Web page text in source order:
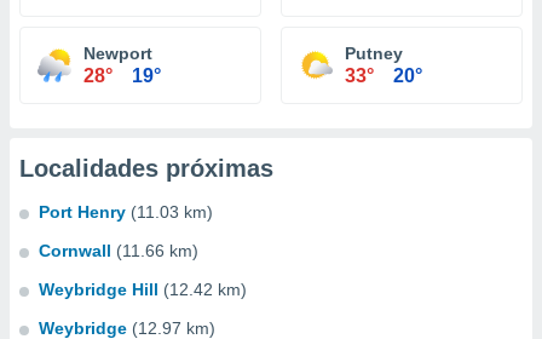
Newport
28° 19°
Putney
33° 20°
Localidades próximas
Port Henry (11.03 km)
Cornwall (11.66 km)
Weybridge Hill (12.42 km)
Weybridge (12.97 km)